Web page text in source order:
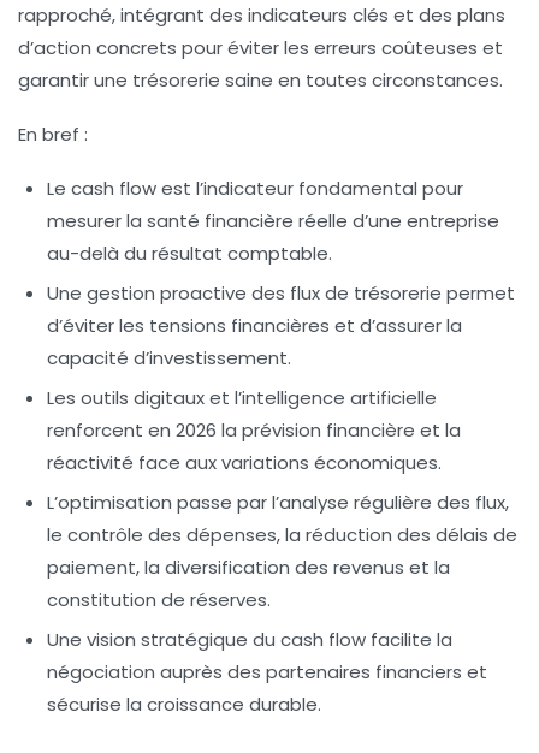
rapproché, intégrant des indicateurs clés et des plans
d’action concrets pour éviter les erreurs coûteuses et
garantir une trésorerie saine en toutes circonstances.
En bref :
Le cash flow est l’indicateur fondamental pour
mesurer la santé financière réelle d’une entreprise
au-delà du résultat comptable.
Une gestion proactive des flux de trésorerie permet
d’éviter les tensions financières et d’assurer la
capacité d’investissement.
Les outils digitaux et l’intelligence artificielle
renforcent en 2026 la prévision financière et la
réactivité face aux variations économiques.
L’optimisation passe par l’analyse régulière des flux,
le contrôle des dépenses, la réduction des délais de
paiement, la diversification des revenus et la
constitution de réserves.
Une vision stratégique du cash flow facilite la
négociation auprès des partenaires financiers et
sécurise la croissance durable.